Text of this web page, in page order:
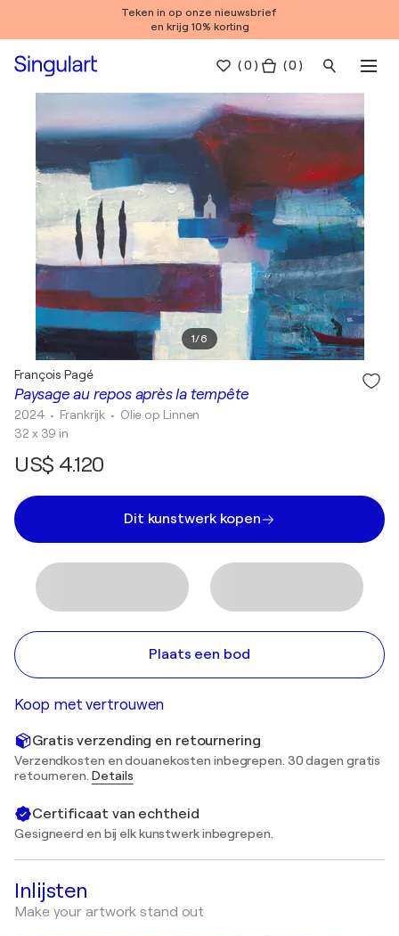
Teken in op onze nieuwsbrief
en krijg 10% korting
(0 ) ( 0 )
1/6
Paysage au repos après la tempête
François Pagé
2024 • Frankrijk • Olie op Linnen
32 x 39 in
US$ 4.120
Dit kunstwerk kopen
Plaats een bod
Koop met vertrouwen
Gratis verzending en retournering
Verzendkosten en douanekosten inbegrepen. 30 dagen gratis
retourneren. Details
Certificaat van echtheid
Gesigneerd en bij elk kunstwerk inbegrepen.
Inlijsten
Make your artwork stand out